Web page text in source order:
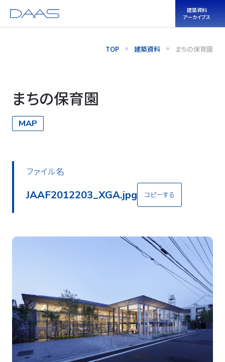
建築資料
アーカイブス
TOP 建築資料 まちの保育園
まちの保育園
MAP
ファイル名
JAAF2012203_XGA.jpg コピーする